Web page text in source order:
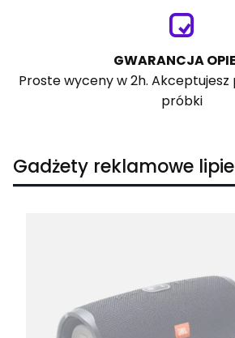
GWARANCJA
Proste wyceny w 2h.
próbki
Gadżety reklamowe